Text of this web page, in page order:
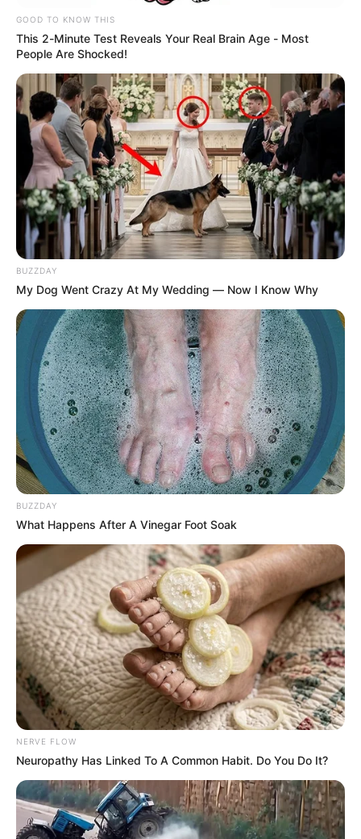
de carga en el Distrito Capital
zonas, horarios y condiciones”.
Esto se realiza con el fin de contribuir al medio ambiente,
además“que contribuyan a la mejora de la calidad de
aire,reducción de congestión vehicular en horas de
máxima demanda,aumento en la productividad de la
actividad de los transportadores y disminución del
impacto social”. Explicó la Alcaldía en el Decreto 077 de
2020.
Lea también:
Adelántese al pico y placa en Bogotá por la
Autopista sur
La restricción funcionará de la siguiente manera, delunes
a viernes de 6:00 a.m. a 8:00 a.m., de igual manera
durante la tarde el horario ira desde las5:00 p.m. hasta
las 8:00 p.m.
Los días sábados, la reducción de la movilidad se basará
en el número deplaca del vehículo, los cuales se dividirán
de la siguiente manera:
Los días 2, 16 y 30 de julio habrá restricción para
placas impares(1, 3, 5, 7, 9)
Durante los días 9 y 23 de julio la restricción estará ara
placas pares(0, 2, 4, 6,8)
GOOD TO KNOW THIS
This 2-Minute Test Reveals Your Real Brain Age - Most
People Are Shocked!
BUZZDAY
My Dog Went Crazy At My Wedding — Now I Know Why
BUZZDAY
What Happens After A Vinegar Foot Soak
NERVE FLOW
Neuropathy Has Linked To A Common Habit. Do You Do It?